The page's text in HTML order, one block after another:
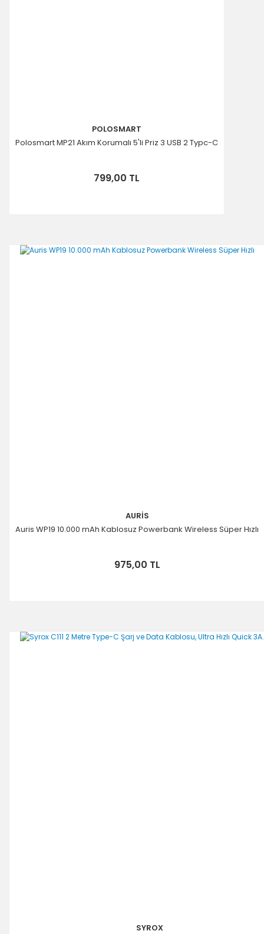
POLOSMART
Polosmart MP21 Akım Korumalı 5'li Priz 3 USB 2 Typc-C
799,00 TL
AURİS
Auris WP19 10.000 mAh Kablosuz Powerbank Wireless Süper Hızlı
975,00 TL
SYROX